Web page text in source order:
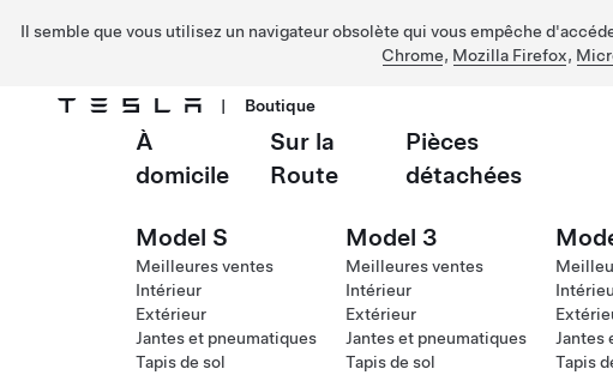
Il semble que vous utilisez un navigateur obsolète qui vous empêche
Chrome, Mozilla Firefox,
Passer au contenu principal
| Boutique
À
domicile
Sur la
Route
Pièces
détachées
Model S
Meilleures ventes
Intérieur
Extérieur
Jantes et pneumatiques
Tapis de sol
Model 3
Meilleures ventes
Intérieur
Extérieur
Jantes et pneumatiques
Tapis de sol
Jantes
Tapis